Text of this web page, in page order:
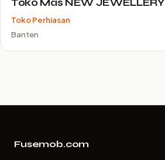
Toko Mas NEW JEWELLERY
Toko Perhiasan
Banten
Fusemob.com